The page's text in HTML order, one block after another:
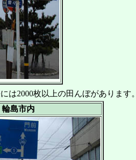
2000枚以上の田んぼがあります。
輪島市内